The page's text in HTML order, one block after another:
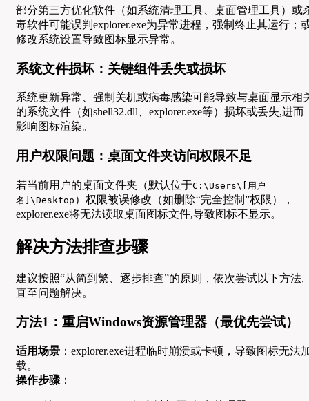
部分第三方优化软件（如系统清理工具、桌面管理工具）或
毒软件可能误判explorer.exe为异常进程，强制终止其运行；
修改系统设置导致图标显示异常。
系统文件损坏：关键组件丢失或损坏
系统更新异常、强制关机或病毒感染可能导致与桌面显示相
的系统文件（如shell32.dll、explorer.exe等）损坏或丢失,进而
影响图标渲染。
用户权限问题：桌面文件夹访问权限不足
若当前用户的桌面文件夹（默认位于C:\Users\[用户
名]\Desktop ）权限被误修改（如删除“完全控制”权限），
explorer.exe将无法读取桌面图标文件,导致图标不显示。
解决方法排查步骤
建议按照“从简到繁、逐步排查”的原则，依次尝试以下方法,
直至问题解决。
方法1：重启Windows资源管理器（最优先尝试）
适用场景 ：explorer.exe进程临时崩溃或卡顿，导致图标无法
载。
操作步骤 ：